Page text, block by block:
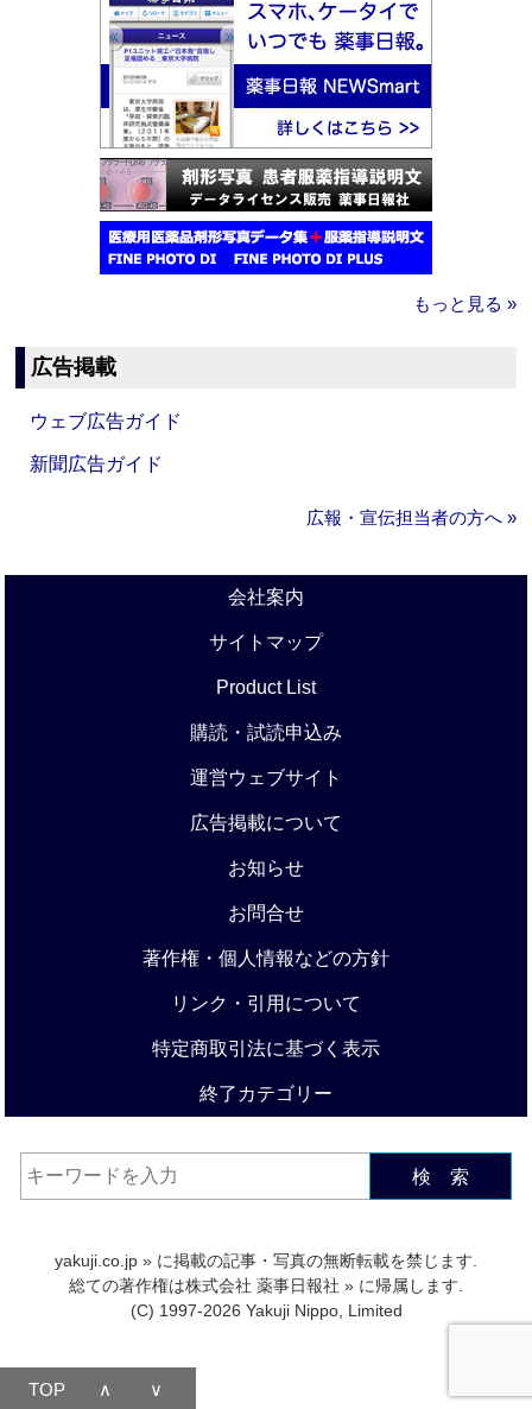
もっと見る »
広告掲載
ウェブ広告ガイド
新聞広告ガイド
広報・宣伝担当者の方へ »
会社案内
サイトマップ
Product List
購読・試読申込み
運営ウェブサイト
広告掲載について
お知らせ
お問合せ
著作権・個人情報などの方針
リンク・引用について
特定商取引法に基づく表示
終了カテゴリー
検 索
yakuji.co.jp » に掲載の記事・写真の無断転載を禁じます.
総ての著作権は株式会社 薬事日報社 » に帰属します.
(C) 1997-2026 Yakuji Nippo, Limited
TOP ∧ ∨